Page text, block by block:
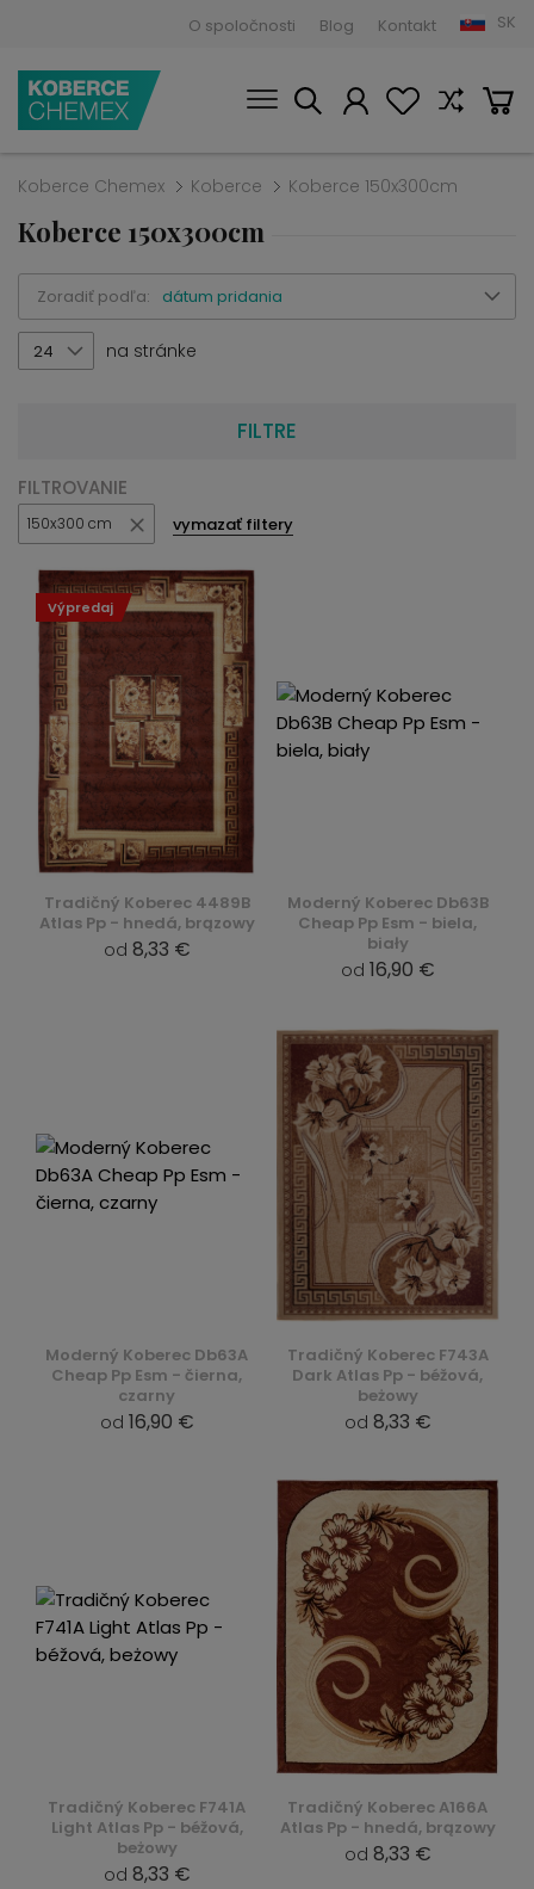
O spoločnosti Blog Kontakt SK
Koberce Chemex Koberce Koberce 150x300cm
Koberce 150x300cm
Zoradiť podľa: dátum pridania
24 na stránke
FILTRE
FILTROVANIE
150x300 cm vymazať filtery
Tradičný Koberec 4489B
Atlas Pp - hnedá, brązowy
od 8,33 €
Výpredaj
Moderný Koberec Db63B
Cheap Pp Esm - biela,
biały
od 16,90 €
Moderný Koberec Db63A
Cheap Pp Esm - čierna,
czarny
od 16,90 €
Tradičný Koberec F743A
Dark Atlas Pp - béžová,
beżowy
od 8,33 €
Tradičný Koberec F741A
Light Atlas Pp - béžová,
beżowy
od 8,33 €
Tradičný Koberec A166A
Atlas Pp - hnedá, brązowy
od 8,33 €